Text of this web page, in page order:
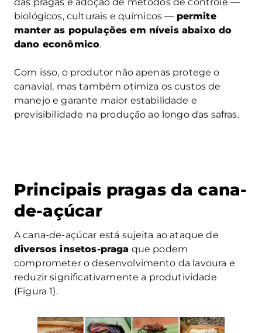
das pragas e adoção de métodos de controle —
biológicos, culturais e químicos — permite
manter as populações em níveis abaixo do
dano econômico.
Com isso, o produtor não apenas protege o
canavial, mas também otimiza os custos de
manejo e garante maior estabilidade e
previsibilidade na produção ao longo das safras.
Principais pragas da cana-
de-açúcar
A cana-de-açúcar está sujeita ao ataque de
diversos insetos-praga que podem
comprometer o desenvolvimento da lavoura e
reduzir significativamente a produtividade
(Figura 1).